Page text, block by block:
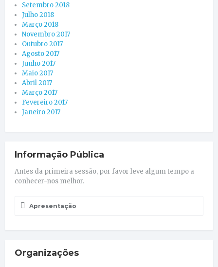
Setembro 2018
Julho 2018
Março 2018
Novembro 2017
Outubro 2017
Agosto 2017
Junho 2017
Maio 2017
Abril 2017
Março 2017
Fevereiro 2017
Janeiro 2017
Informação Pública
Antes da primeira sessão, por favor leve algum tempo a
conhecer-nos melhor.
Apresentação
Organizações